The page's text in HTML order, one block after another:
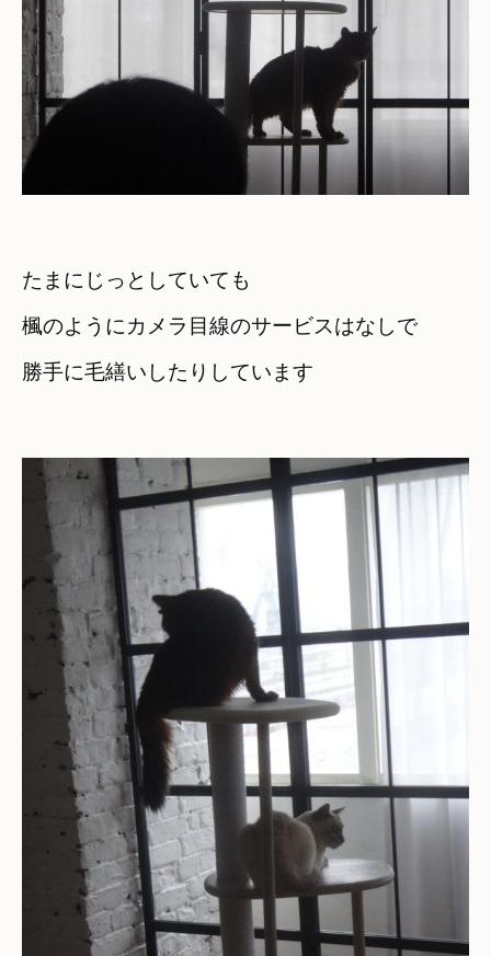
たまにじっとしていても
楓のようにカメラ目線のサービスはなしで
勝手に毛繕いしたりしています